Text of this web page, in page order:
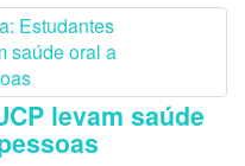
levam saúde